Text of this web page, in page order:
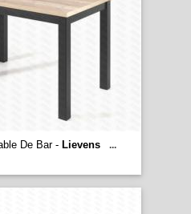
De Bar - Lievens
...